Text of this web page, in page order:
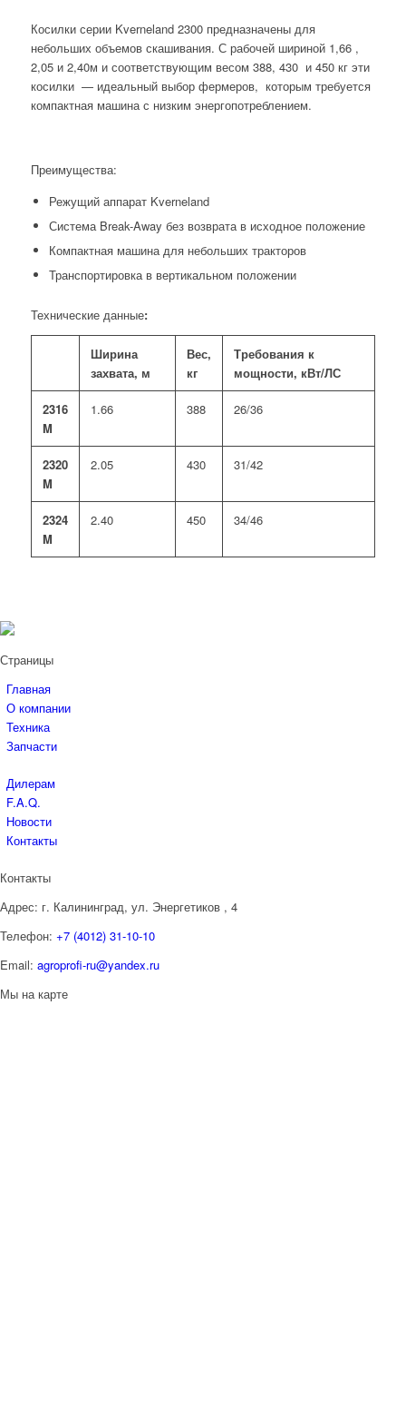
Косилки серии Kverneland 2300 предназначены для
небольших объемов скашивания. С рабочей шириной 1,66 ,
2,05 и 2,40м и соответствующим весом 388, 430 и 450 кг эти
косилки — идеальный выбор фермеров, которым требуется
компактная машина с низким энергопотреблением.
Преимущества:
Режущий аппарат Kverneland
Система Break-Away без возврата в исходное положение
Компактная машина для небольших тракторов
Транспортировка в вертикальном положении
Технические данные:
Ширина
захвата, м
Вес,
кг
Требования к
мощности, кВт/ЛС
2316
M
1.66 388 26/36
2320
M
2.05 430 31/42
2324
M
2.40 450 34/46
Страницы
Главная
О компании
Техника
Запчасти
Дилерам
F.A.Q.
Новости
Контакты
Контакты
Адрес: г. Калининград, ул. Энергетиков , 4
Телефон: +7 (4012) 31-10-10
Email: agroprofi-ru@yandex.ru
Мы на карте